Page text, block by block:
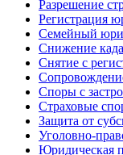
Разрешение
Регистрация
Семейный
Снижение
Снятие с
Споры с
Страховые
Защита от
Уголовно-
Юридическая